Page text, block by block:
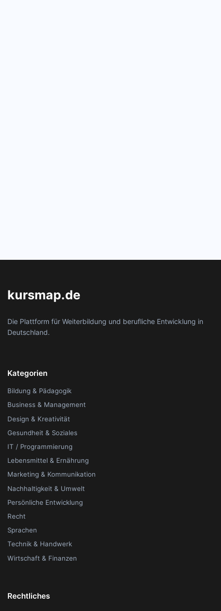
kursmap.de
Die Plattform für Weiterbildung und berufliche Entwicklung in
Deutschland.
Kategorien
Bildung & Pädagogik
Business & Management
Design & Kreativität
Gesundheit & Soziales
IT / Programmierung
Lebensmittel & Ernährung
Marketing & Kommunikation
Nachhaltigkeit & Umwelt
Persönliche Entwicklung
Recht
Sprachen
Technik & Handwerk
Wirtschaft & Finanzen
Rechtliches